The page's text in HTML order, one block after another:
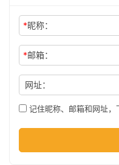
尚
科
技
*昵称：
*邮箱：
网址：
记住昵称、邮箱和网址，